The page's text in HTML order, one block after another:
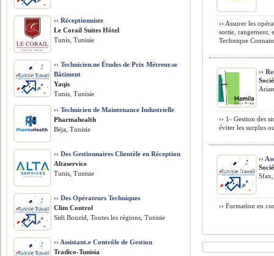
›› Assurer les
sortie, rangement,
Technique
››
›› 1- Gestion des
éviter les surplus
››
›› Formation en
›› Réceptionniste
Le Corail Suites Hôtel
Tunis, Tunisie
›› Technicien.ne Études de Prix Métreur.se
Bâtiment
Yaqis
Tunis, Tunisie
›› Technicien de Maintenance Industrielle
Pharmahealth
Béja, Tunisie
›› Des Gestionnaires Clientèle en Réception
Altaservice
Tunis, Tunisie
›› Des Opérateurs Techniques
Clim Control
Sidi Bouzid, Toutes les régions, Tunisie
›› Assistant.e Contrôle de Gestion
Tradico-Tunisia